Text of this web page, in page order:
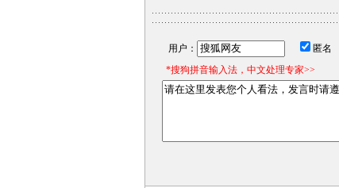
用户： 匿名
*搜狗拼音输入法，中文处理专家>>